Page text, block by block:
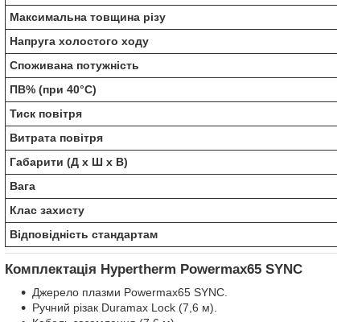
Максимальна товщина різу
Напруга холостого ходу
Споживана потужність
ПВ% (при 40°C)
Тиск повітря
Витрата повітря
Габарити (Д х Ш х В)
Вага
Клас захисту
Відповідність стандартам
Комплектація Hypertherm Powermax65 SYNC
Джерело плазми Powermax65 SYNC.
Ручний різак Duramax Lock (7,6 м).